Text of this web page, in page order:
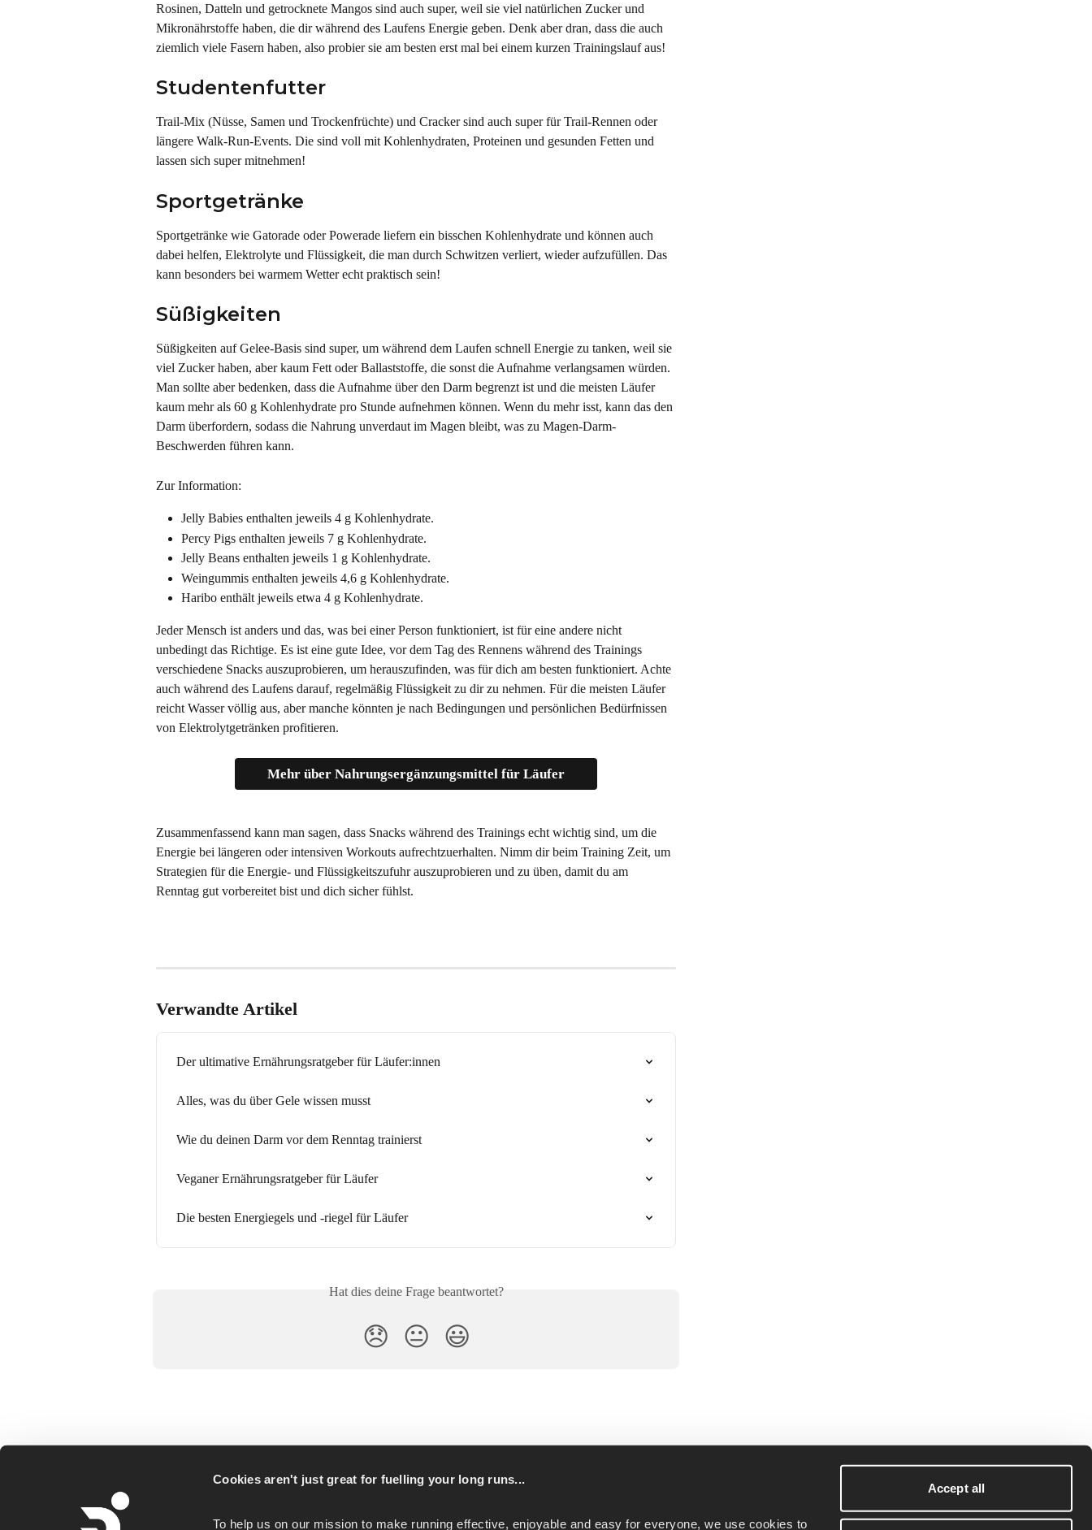
Cookies aren't just great for fuelling your long runs...
To help us on our mission to make running effective, enjoyable and easy for everyone, we use cookies to
Accept all
Rosinen, Datteln und getrocknete Mangos sind auch super, weil sie viel natürlichen Zucker und
Mikronährstoffe haben, die dir während des Laufens Energie geben. Denk aber dran, dass die auch
ziemlich viele Fasern haben, also probier sie am besten erst mal bei einem kurzen Trainingslauf aus!
Studentenfutter
Trail-Mix (Nüsse, Samen und Trockenfrüchte) und Cracker sind auch super für Trail-Rennen oder
längere Walk-Run-Events. Die sind voll mit Kohlenhydraten, Proteinen und gesunden Fetten und
lassen sich super mitnehmen!
Sportgetränke
Sportgetränke wie Gatorade oder Powerade liefern ein bisschen Kohlenhydrate und können auch
dabei helfen, Elektrolyte und Flüssigkeit, die man durch Schwitzen verliert, wieder aufzufüllen. Das
kann besonders bei warmem Wetter echt praktisch sein!
Süßigkeiten
Süßigkeiten auf Gelee-Basis sind super, um während dem Laufen schnell Energie zu tanken, weil sie
viel Zucker haben, aber kaum Fett oder Ballaststoffe, die sonst die Aufnahme verlangsamen würden.
Man sollte aber bedenken, dass die Aufnahme über den Darm begrenzt ist und die meisten Läufer
kaum mehr als 60 g Kohlenhydrate pro Stunde aufnehmen können. Wenn du mehr isst, kann das den
Darm überfordern, sodass die Nahrung unverdaut im Magen bleibt, was zu Magen-Darm-
Beschwerden führen kann.
Zur Information:
Jelly Babies enthalten jeweils 4 g Kohlenhydrate.
Percy Pigs enthalten jeweils 7 g Kohlenhydrate.
Jelly Beans enthalten jeweils 1 g Kohlenhydrate.
Weingummis enthalten jeweils 4,6 g Kohlenhydrate.
Haribo enthält jeweils etwa 4 g Kohlenhydrate.
Jeder Mensch ist anders und das, was bei einer Person funktioniert, ist für eine andere nicht
unbedingt das Richtige. Es ist eine gute Idee, vor dem Tag des Rennens während des Trainings
verschiedene Snacks auszuprobieren, um herauszufinden, was für dich am besten funktioniert. Achte
auch während des Laufens darauf, regelmäßig Flüssigkeit zu dir zu nehmen. Für die meisten Läufer
reicht Wasser völlig aus, aber manche könnten je nach Bedingungen und persönlichen Bedürfnissen
von Elektrolytgetränken profitieren.
Mehr über Nahrungsergänzungsmittel für Läufer
Zusammenfassend kann man sagen, dass Snacks während des Trainings echt wichtig sind, um die
Energie bei längeren oder intensiven Workouts aufrechtzuerhalten. Nimm dir beim Training Zeit, um
Strategien für die Energie- und Flüssigkeitszufuhr auszuprobieren und zu üben, damit du am
Renntag gut vorbereitet bist und dich sicher fühlst.
Verwandte Artikel
Der ultimative Ernährungsratgeber für Läufer:innen
Alles, was du über Gele wissen musst
Wie du deinen Darm vor dem Renntag trainierst
Veganer Ernährungsratgeber für Läufer
Die besten Energiegels und -riegel für Läufer
Hat dies deine Frage beantwortet?
😞 😐 😃
for everyday runners, whether you goal is a